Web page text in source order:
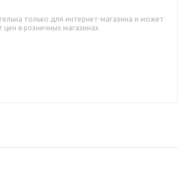
только для интернет-магазина и может
цен в розничных магазинах